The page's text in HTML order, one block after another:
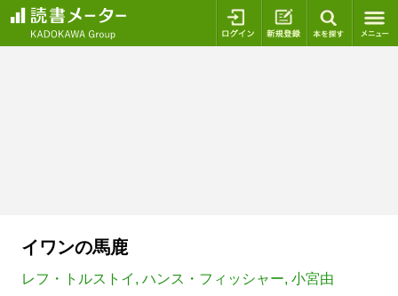
ログイン 新規登録
イワンの馬鹿
レフ・トルストイ , ハンス・フィッシャー, 小宮由